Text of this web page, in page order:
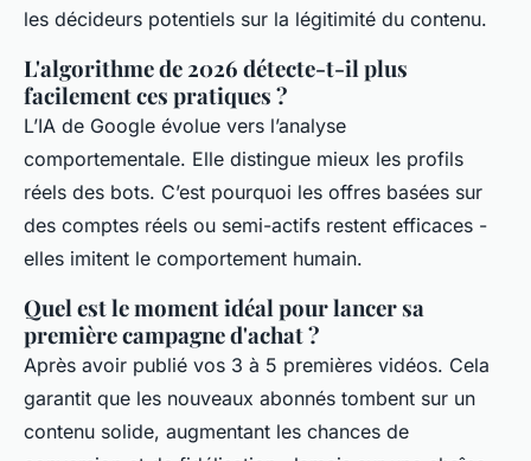
les décideurs potentiels sur la légitimité du contenu.
L'algorithme de 2026 détecte-t-il plus
facilement ces pratiques ?
L’IA de Google évolue vers l’analyse
comportementale. Elle distingue mieux les profils
réels des bots. C’est pourquoi les offres basées sur
des comptes réels ou semi-actifs restent efficaces -
elles imitent le comportement humain.
Quel est le moment idéal pour lancer sa
première campagne d'achat ?
Après avoir publié vos 3 à 5 premières vidéos. Cela
garantit que les nouveaux abonnés tombent sur un
contenu solide, augmentant les chances de